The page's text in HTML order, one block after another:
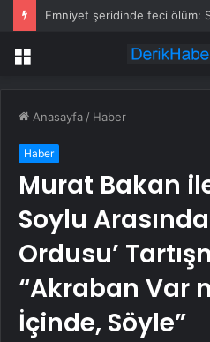
Menü
Anasayfa / Haber
Haber
Murat Bakan
Soylu
Ordusu’
“Akraban Var
İçinde, Söyle”